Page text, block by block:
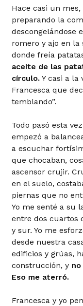
Hace casi un mes,
preparando la
descongelándose
romero y ajo en la
donde freía
aceite de las
círculo. Y casi a la
Francesca que
temblando”.
Todo pasó esta
empezó a
a escuchar
que chocaban,
ascensor crujir.
en el suelo,
piernas que no
Yo me senté a su
entre dos cuartos
y sur. Yo me
desde nuestra
edificios y grúas,
construcción, y no
Eso me aterró.
Francesca y yo